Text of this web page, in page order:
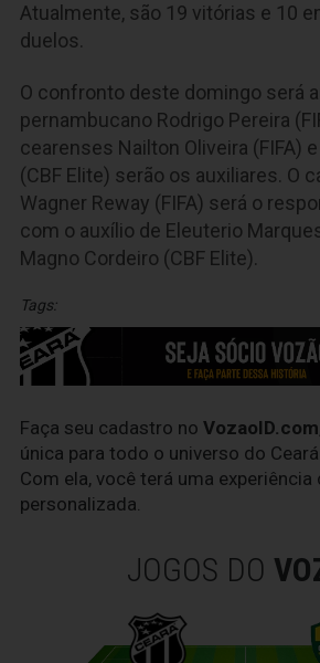
Atualmente, são 19 vitórias e 10
duelos.
O confronto deste domingo será
pernambucano Rodrigo Pereira
cearenses Nailton Oliveira (FIFA)
(CBF Elite) serão os auxiliares. O
Wagner Reway (FIFA) será o
com o auxílio de Eleuterio
Magno Cordeiro (CBF Elite).
Tags:
Faça seu cadastro no VozaoID.com
única para todo o universo do
Com ela, você terá uma experiência
personalizada.
JOGOS DO